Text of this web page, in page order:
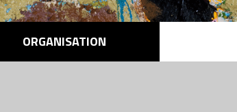
ORGANISATION